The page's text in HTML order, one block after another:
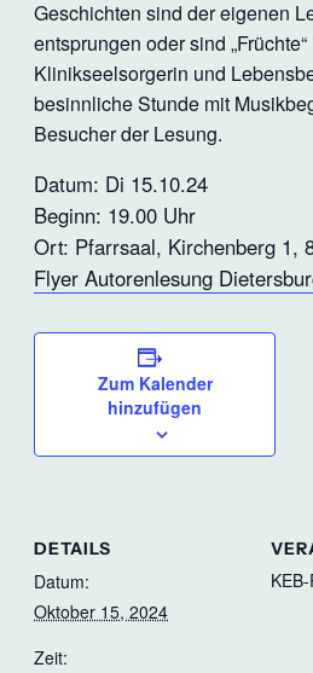
Geschichten sind der eigenen
entsprungen oder sind
Klinikseelsorgerin und
besinnliche Stunde mit
Besucher der Lesung.
Datum: Di 15.10.24
Beginn: 19.00 Uhr
Ort: Pfarrsaal, Kirchenberg 1,
Flyer Autorenlesung
Zum Kalender
hinzufügen
DETAILS
Datum:
Oktober 15, 2024
Zeit: